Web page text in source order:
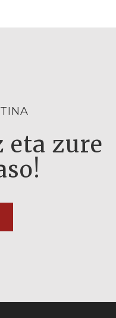
eta zure